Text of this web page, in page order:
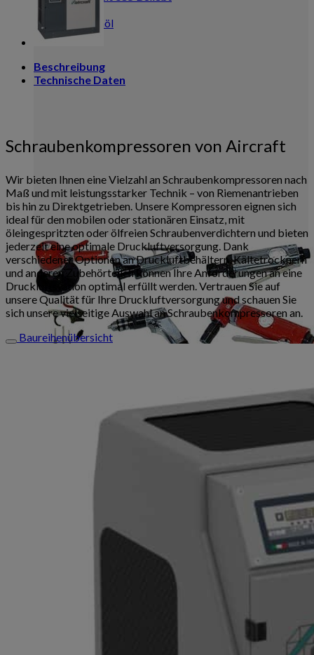
Kompressorenöl
Telefonische Beratung unter:
+49 (0) 2623 900 29-0
Beschreibung
Technische Daten
Schraubenkompressoren von Aircraft
Wir bieten Ihnen eine Vielzahl an Schraubenkompressoren nach
Maß und mit leistungsstarker Technik – von Riemenantrieben
bis hin zu Direktgetrieben. Unsere Kompressoren eignen sich
ideal für den mobilen oder stationären Einsatz, mit
öleingespritzten oder ölfreien Schraubenverdichtern und bieten
jederzeit eine optimale Druckluftversorgung. Dank
verschiedener Optionen an Druckluftbehältern, Kältetrocknern
und anderen Zubehörteilen können Ihre Anforderungen an eine
Druckluftstation optimal erfüllt werden. Vertrauen Sie auf
unsere Qualität für Ihre Druckluftversorgung und schauen Sie
sich unsere vielseitige Auswahl an Schraubenkompressoren an.
Baureihenübersicht